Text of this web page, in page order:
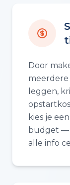
Door
meerdere
leggen,
kies je
budget —
alle info